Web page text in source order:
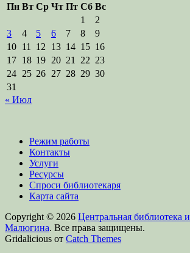
Пн Вт Ср Чт Пт Сб Вс
1
2
3
4 5 6 7 8
9
10 11 12 13 14 15 16
17 18 19 20 21 22 23
24 25 26 27 28 29 30
31
« Июл
Режим работы
Контакты
Услуги
Ресурсы
Спроси библиотекаря
Карта сайта
Copyright © 2026 Центральная библиотека
Малюгина. Все права защищены.
Gridalicious от Catch Themes